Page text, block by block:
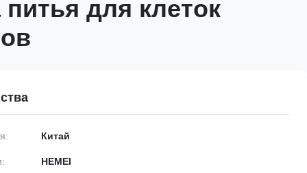
для клеток
Китай
HEMEI